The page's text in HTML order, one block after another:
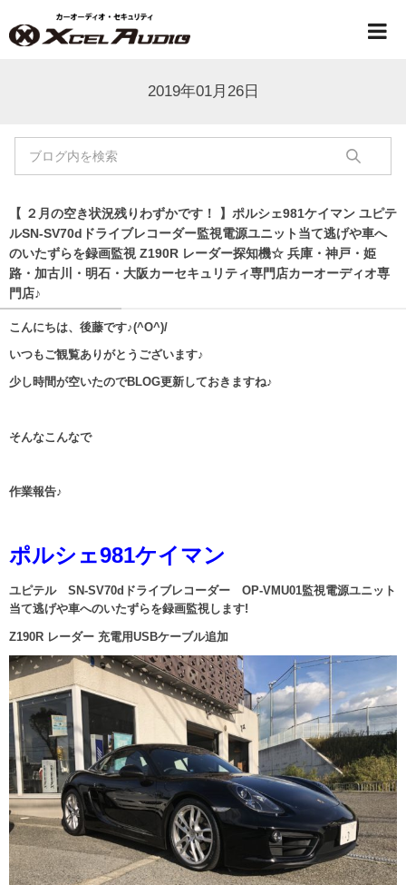
2019年01月26日
【 ２月の空き状況残りわずかです！ 】ポルシェ981ケイマン ユピテ
ルSN-SV70dドライブレコーダー監視電源ユニット当て逃げや車へ
のいたずらを録画監視 Z190R レーダー探知機☆ 兵庫・神戸・姫
路・加古川・明石・大阪カーセキュリティ専門店カーオーディオ専
門店♪
こんにちは、後藤です♪(^O^)/
いつもご観覧ありがとうございます♪
少し時間が空いたのでBLOG更新しておきますね♪
そんなこんなで
作業報告♪
ポルシェ981ケイマン
ユピテル SN-SV70dドライブレコーダー OP-VMU01監視電源ユニット
当て逃げや車へのいたずらを録画監視します!
Z190R レーダー 充電用USBケーブル追加